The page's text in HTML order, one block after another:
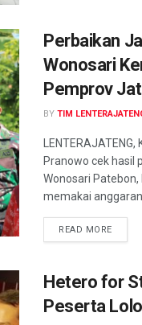
Perbaikan
Wonosari
Pemprov
BY TIM
Pranowo cek hasil
Wonosari
memakai
READ MORE
Hetero for
Peserta